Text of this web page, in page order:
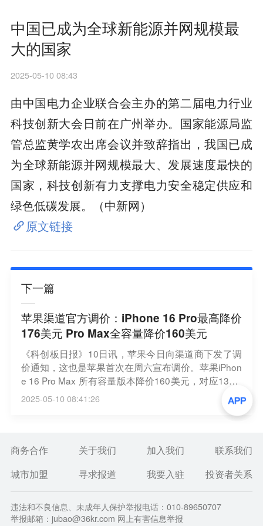
中国已成为全球新能源并网规模最
大的国家
2025-05-10 08:43
由中国电力企业联合会主办的第二届电力行业
科技创新大会日前在广州举办。国家能源局监
管总监黄学农出席会议并致辞指出，我国已成
为全球新能源并网规模最大、发展速度最快的
国家，科技创新有力支撑电力安全稳定供应和
绿色低碳发展。（中新网）
原文链接
下一篇
苹果渠道官方调价：iPhone 16 Pro最高降价
176美元 Pro Max全容量降价160美元
《科创板日报》10日讯，苹果今日向渠道商下发了调
价通知，这也是苹果首次在周六宣布调价。苹果iPhon
e 16 Pro Max 所有容量版本降价160美元，对应1313.
06元人民币；而 iPhone 16 Pro的128GB版本降价176
美元（对应1445.27元人民币），其他版本同样降价1
60美元。有渠道商认为苹果此次调价就是在为即将到
2025-05-10 08:41:26
商务合作 关于我们 加入我们
联系我们
城市加盟
寻求报道 我要入驻 投资者关系
违法和不良信息、未成年人保护举报电话：010-89650707
举报邮箱：jubao@36kr.com 网上有害信息举报